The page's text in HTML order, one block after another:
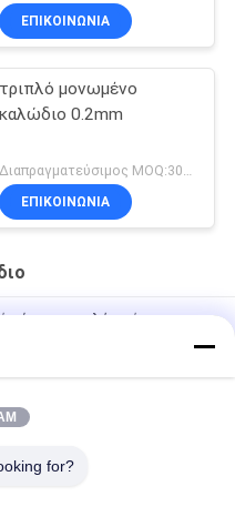
ΕΠΙΚΟΙΝΩΝΙΑ
τριπλό μονωμένο
καλώδιο 0.2mm
ΕΠΙΚΟΙΝΩΝΙΑ
σύρμα τριπλής μόνωσης
μετασχηματιστές
Μονωμένο σύρμα TIW
mm μονωμένο TIW
for?